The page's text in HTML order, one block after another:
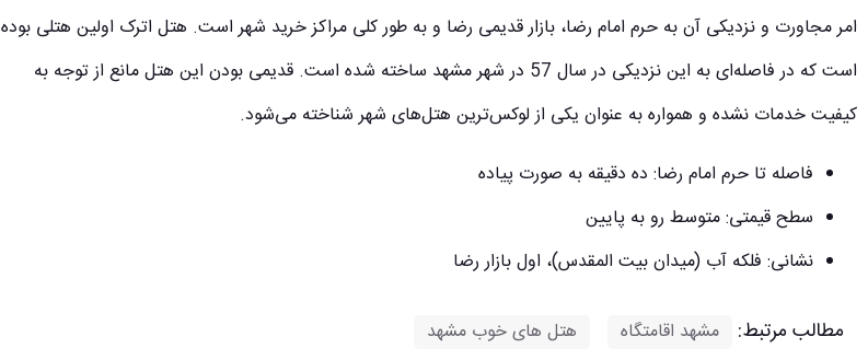
امر مجاورت و نزدیکی آن به حرم امام رضا، بازار قدیمی رضا و به طور کلی مراکز خرید شهر است. هتل اترک اولین هتلی بوده
است که در فاصله‌ای به این نزدیکی در سال 57 در شهر مشهد ساخته شده است. قدیمی بودن این هتل مانع از توجه به
کیفیت خدمات نشده و همواره به عنوان یکی از لوکس‌ترین هتل‌های شهر شناخته می‌شود.
فاصله تا حرم امام رضا: ده دقیقه به صورت پیاده
سطح قیمتی: متوسط رو به پایین
نشانی: فلکه آب (میدان بیت المقدس)، اول بازار رضا
مطالب مرتبط: مشهد اقامتگاه هتل های خوب مشهد